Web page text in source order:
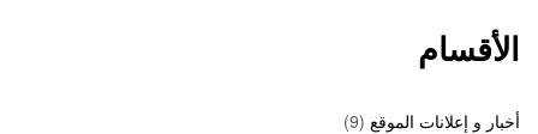
الأقسام
أخبار و إعلانات الموقع (9)